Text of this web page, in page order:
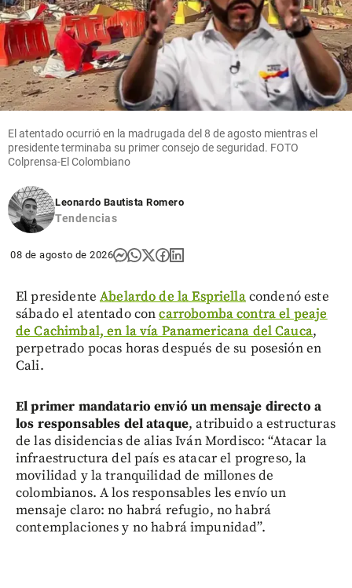
El atentado ocurrió en la madrugada del 8 de agosto mientras el
presidente terminaba su primer consejo de seguridad. FOTO
Colprensa-El Colombiano
Leonardo Bautista Romero
Tendencias
08 de agosto de 2026
El presidenteAbelardo de la Espriellacondenó este
sábado el atentado concarrobomba contra el peaje
de Cachimbal, en la vía Panamericana del Cauca,
perpetrado pocas horas después de su posesión en
Cali.
El primer mandatario envió un mensaje directo a
los responsables del ataque, atribuido a estructuras
de las disidencias de alias Iván Mordisco: “Atacar la
infraestructura del país es atacar el progreso, la
movilidad y la tranquilidad de millones de
colombianos. A los responsables les envío un
mensaje claro: no habrá refugio, no habrá
contemplaciones y no habrá impunidad”.